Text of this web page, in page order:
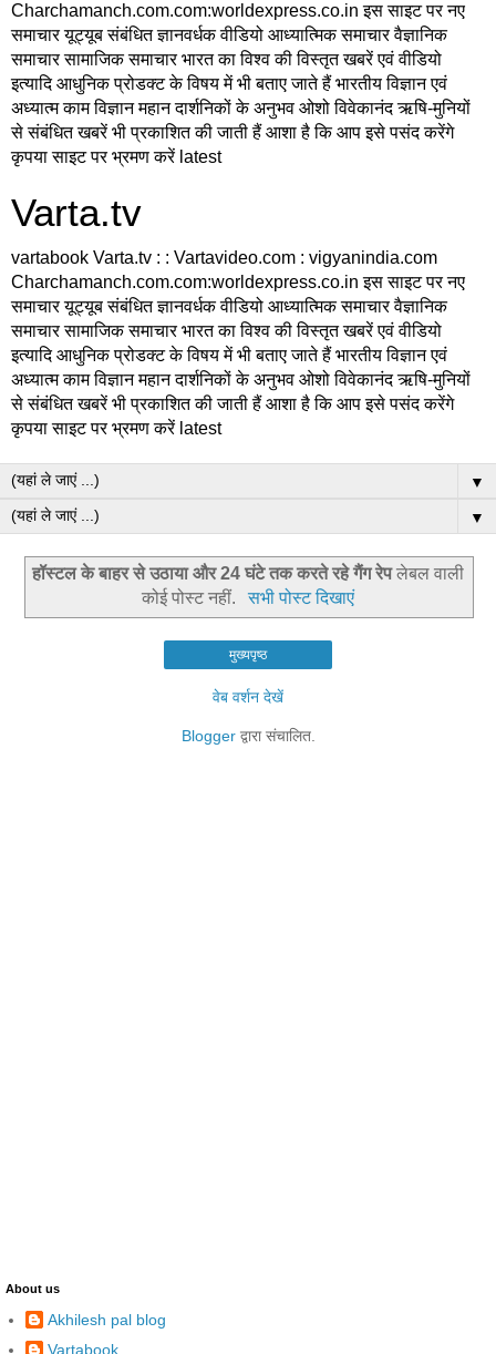
Charchamanch.com.com:worldexpress.co.in इस साइट पर नए
समाचार यूट्यूब संबंधित ज्ञानवर्धक वीडियो आध्यात्मिक समाचार वैज्ञानिक
समाचार सामाजिक समाचार भारत का विश्व की विस्तृत खबरें एवं वीडियो
इत्यादि आधुनिक प्रोडक्ट के विषय में भी बताए जाते हैं भारतीय विज्ञान एवं
अध्यात्म काम विज्ञान महान दार्शनिकों के अनुभव ओशो विवेकानंद ऋषि-मुनियों
से संबंधित खबरें भी प्रकाशित की जाती हैं आशा है कि आप इसे पसंद करेंगे
कृपया साइट पर भ्रमण करें latest
Varta.tv
vartabook Varta.tv : : Vartavideo.com : vigyanindia.com
Charchamanch.com.com:worldexpress.co.in इस साइट पर नए
समाचार यूट्यूब संबंधित ज्ञानवर्धक वीडियो आध्यात्मिक समाचार वैज्ञानिक
समाचार सामाजिक समाचार भारत का विश्व की विस्तृत खबरें एवं वीडियो
इत्यादि आधुनिक प्रोडक्ट के विषय में भी बताए जाते हैं भारतीय विज्ञान एवं
अध्यात्म काम विज्ञान महान दार्शनिकों के अनुभव ओशो विवेकानंद ऋषि-मुनियों
से संबंधित खबरें भी प्रकाशित की जाती हैं आशा है कि आप इसे पसंद करेंगे
कृपया साइट पर भ्रमण करें latest
▼
▼
हॉस्टल के बाहर से उठाया और 24 घंटे तक करते रहे गैंग रेपलेबल वाली
कोई पोस्ट नहीं.
सभी पोस्ट दिखाएं
मुख्यपृष्ठ
वेब वर्शन देखें
Bloggerद्वारा संचालित.
About us
Akhilesh pal blog
Vartabook